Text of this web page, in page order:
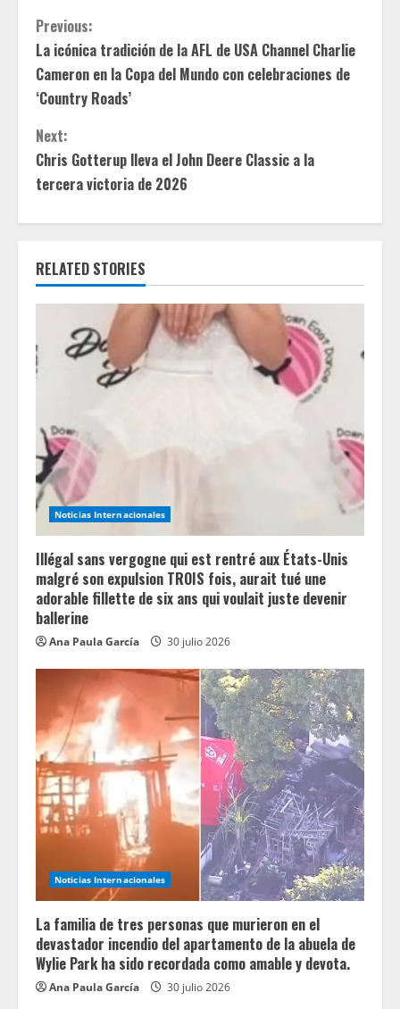
C
o
n
t
i
n
u
e
e
d
i
n
g
Previous:
La icónica tradición de la AFL de USA Channel Charlie
Cameron en la Copa del Mundo con celebraciones de
‘Country Roads’
Next:
Chris Gotterup lleva el John Deere Classic a la
tercera victoria de 2026
RELATED STORIES
Noticias Internacionales
Illégal sans vergogne qui est rentré aux États-Unis
malgré son expulsion TROIS fois, aurait tué une
adorable fillette de six ans qui voulait juste devenir
ballerine
Ana Paula García 30 julio 2026
Noticias Internacionales
La familia de tres personas que murieron en el
devastador incendio del apartamento de la abuela de
Wylie Park ha sido recordada como amable y devota.
Ana Paula García 30 julio 2026